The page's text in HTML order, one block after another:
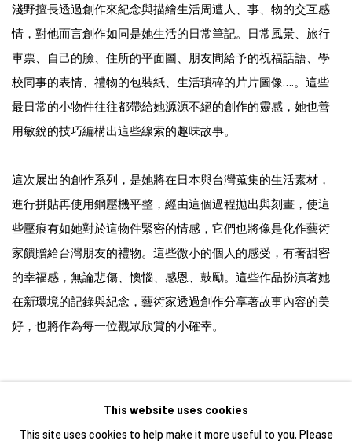
淺野擅長透過創作來紀念與描繪生活周遭人、事、物的交互感
情，對他而言創作如同是她生活的日常筆記。日常風景、旅行
車票、自己的臉、住所的平面圖、朋友間給予的祝福話語、學
校同事的表情、禮物的包裝紙、生活瑣碎的片片圖像….。這些
最日常的小物件往往都帶給她源源不絕的創作的靈感，她也善
用敏銳的技巧編構出這些線索的趣味故事。
這次展出的創作系列，是她將在日本與台灣蒐集的生活素材，
進行拼貼再使用鋼壓機平整，經由這個過程拋出與刻畫，使這
些壓痕有如她對於這物件緊密的情感，它們也將像是化作藝術
家饋贈給台灣朋友的禮物。這些微小的個人的感受，有著甜密
的幸福感，無論悲傷、懊惱、感恩、鼓勵。這些作品扮演著她
在新環境的記錄與紀念，藝術家透過創作分享著故事內容的美
好，也將作為每一位觀眾欣賞的小確幸。
This website uses cookies
This site uses cookies to help make it more useful to you. Please